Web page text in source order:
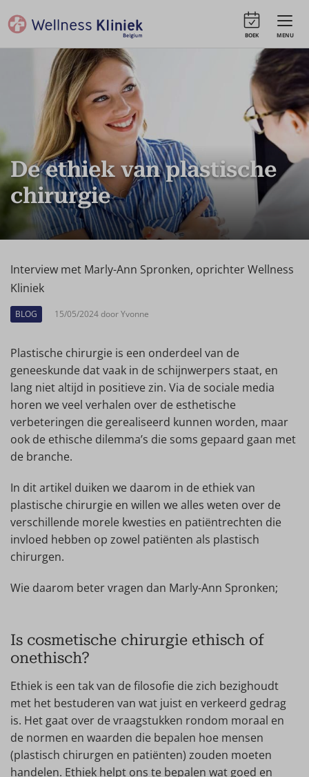
MENU
BOEK
De ethiek van plastische
chirurgie
Interview met Marly-Ann Spronken, oprichter Wellness
Kliniek
BLOG 15/05/2024 door Yvonne
Plastische chirurgie is een onderdeel van de
geneeskunde dat vaak in de schijnwerpers staat, en
lang niet altijd in positieve zin. Via de sociale media
horen we veel verhalen over de esthetische
verbeteringen die gerealiseerd kunnen worden, maar
ook de ethische dilemma’s die soms gepaard gaan met
de branche.
In dit artikel duiken we daarom in de ethiek van
plastische chirurgie en willen we alles weten over de
verschillende morele kwesties en patiëntrechten die
invloed hebben op zowel patiënten als plastisch
chirurgen.
Wie daarom beter vragen dan Marly-Ann Spronken;
Is cosmetische chirurgie ethisch of
onethisch?
Ethiek is een tak van de filosofie die zich bezighoudt
met het bestuderen van wat juist en verkeerd gedrag
is. Het gaat over de vraagstukken rondom moraal en
de normen en waarden die bepalen hoe mensen
(plastisch chirurgen en patiënten) zouden moeten
handelen. Ethiek helpt ons te bepalen wat goed en